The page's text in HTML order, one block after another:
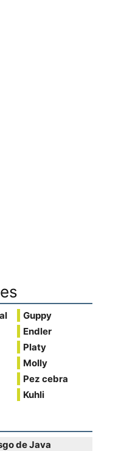
Guppy
Endler
Platy
Molly
Pez cebra
Kuhli
de Java